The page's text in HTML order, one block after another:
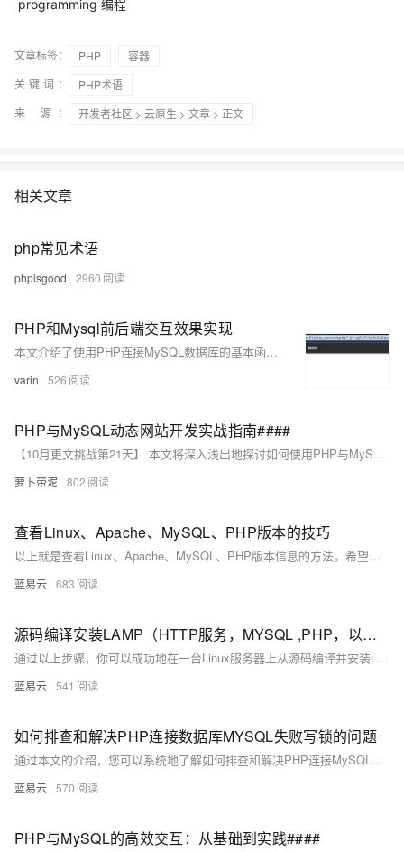
programming 编程
文章标签： PHP
容器
关键词：
PHP术语
来 源：
开发者社区 > 云原生 > 文章 > 正文
相关文章
php常见术语
phpisgood 2960
PHP和Mysql前后端交互效果实现
本文介绍了使用PHP连接MySQL数据库的基本函数及其实现案例。内容涵盖数据库连接、选择数据库、执行查询、获取结果等常用操作，并通过用户登录和修改密码的功能实例，展示了PHP与MySQL的交互过程及代码实现。
varin 526
PHP与MySQL动态网站开发实战指南####
【10月更文挑战第21天】 本文将深入浅出地探讨如何使用PHP与MySQL构建一个动态网站，从环境搭建到项目部署，全程实战演示。无论你是编程新手还是希望巩固Web开发技能的老手，都能在这篇文章中找到实用的技巧和启发。我们将一起探索如何通过PHP处理用户请求，利用MySQL存储数据，并最终呈现动态内容给用户，打造属于自己的在线平台。 ####
萝卜带泥 802
查看Linux、Apache、MySQL、PHP版本的技巧
以上就是查看Linux、Apache、MySQL、PHP版本信息的方法。希望这些信息能帮助你更好地理解和使用你的LAMP技术栈。
蓝易云 683
源码编译安装LAMP（HTTP服务，MYSQL ,PHP，以及bbs论坛）
通过以上步骤，你可以成功地在一台Linux服务器上从源码编译并安装LAMP环境，并配置一个BBS论坛（Discuz!）。这些步骤涵盖了从安装依赖、下载源代码、配置编译到安装完成的所有细节。每个命令的解释确保了过程的透明度，使即使是非专业人士也能够理解整个流程。
蓝易云 541
如何排查和解决PHP连接数据库MYSQL失败写锁的问题
通过本文的介绍，您可以系统地了解如何排查和解决PHP连接MySQL数据库失败及写锁问题。通过检查配置、确保服务启动、调整防火墙设置和用户权限，以及识别和解决长时间运行的事务和死锁问题，可以有效地保障应用的稳定运行。
蓝易云 570
PHP与MySQL的高效交互：从基础到实践####